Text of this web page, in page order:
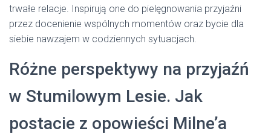
trwałe relacje. Inspirują one do pielęgnowania przyjaźni
przez docenienie wspólnych momentów oraz bycie dla
siebie nawzajem w codziennych sytuacjach.
Różne perspektywy na przyjaźń
w Stumilowym Lesie. Jak
postacie z opowieści Milne’a